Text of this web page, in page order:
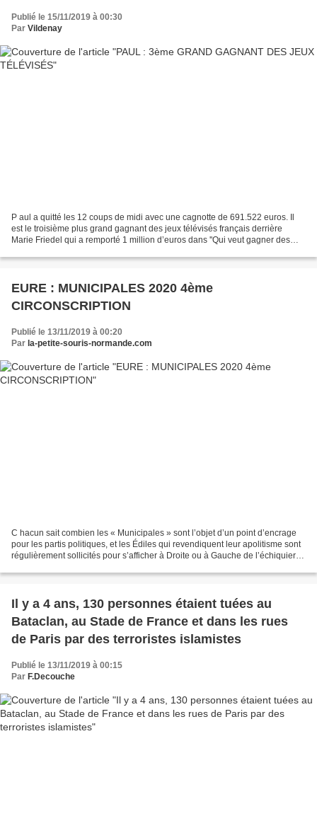
Publié le 15/11/2019 à 00:30
Par Vildenay
P aul a quitté les 12 coups de midi avec une cagnotte de 691.522 euros. Il
est le troisième plus grand gagnant des jeux télévisés français derrière
Marie Friedel qui a remporté 1 million d’euros dans ''Qui veut gagner des
EURE : MUNICIPALES 2020 4ème
CIRCONSCRIPTION
Publié le 13/11/2019 à 00:20
Par la-petite-souris-normande.com
C hacun sait combien les « Municipales » sont l’objet d’un point d’encrage
pour les partis politiques, et les Édiles qui revendiquent leur apolitisme sont
régulièrement sollicités pour s’afficher à Droite ou à Gauche de l’échiquier…
Il y a 4 ans, 130 personnes étaient tuées au
Bataclan, au Stade de France et dans les rues
de Paris par des terroristes islamistes
Publié le 13/11/2019 à 00:15
Par F.Decouche